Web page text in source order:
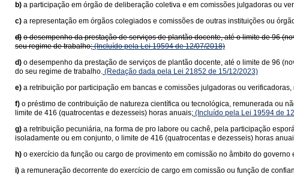
b) a participação em órgão de deliberação coletiva e em comissões julgadoras ou
c) a representação em órgãos colegiados e comissões de outras instituições ou
d) o desempenho da prestação de serviços de plantão docente, até o limite de 96
seu regime de trabalho;(Incluído pela Lei 19594 de 12/07/2018)
d) o desempenho da prestação de serviços de plantão docente, até o limite de 96
do seu regime de trabalho. (Redação dada pela Lei 21852 de 15/12/2023)
e) a retribuição por participação em bancas e comissões julgadoras ou
f) o préstimo de contribuição de natureza científica ou tecnológica, remunerada ou
limite de 416 (quatrocentas e dezesseis) horas anuais; (Incluído pela Lei 19594 de
g) a retribuição pecuniária, na forma de pro labore ou cachê, pela participação
isoladamente ou em conjunto, o limite de 416 (quatrocentas e dezesseis) horas
h) o exercício da função ou cargo de provimento em comissão no âmbito do
i) a remuneração decorrente do exercício de cargo em comissão ou função de